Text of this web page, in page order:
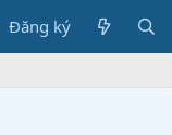
Đăng ký